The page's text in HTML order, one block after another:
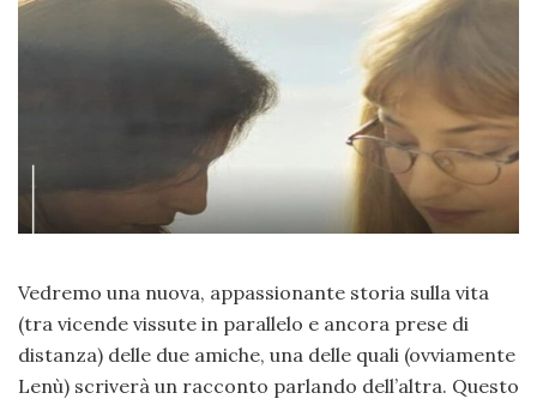
Vedremo una nuova, appassionante storia sulla vita
(tra vicende vissute in parallelo e ancora prese di
distanza) delle due amiche, una delle quali (ovviamente
Lenù) scriverà un racconto parlando dell’altra. Questo